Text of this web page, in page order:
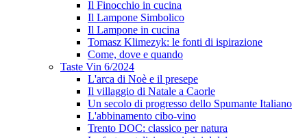
Il Finocchio in cucina
Il Lampone Simbolico
Il Lampone in cucina
Tomasz Klimezyk: le fonti di ispirazione
Come, dove e quando
Taste Vin 6/2024
L'arca di Noè e il presepe
Il villaggio di Natale a Caorle
Un secolo di progresso dello Spumante Italiano
L'abbinamento cibo-vino
Trento DOC: classico per natura